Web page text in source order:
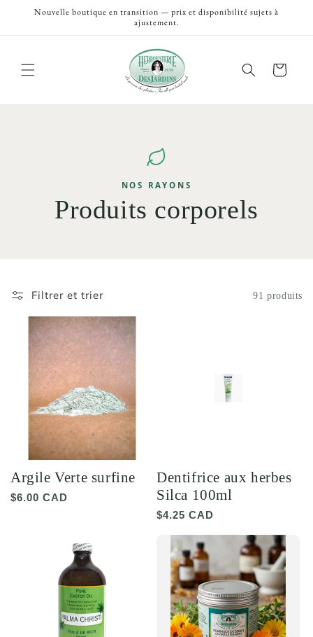
passer
Nouvelle boutique en transition — prix et disponibilité sujets à
ajustement.
Panier
NOS RAYONS
Produits corporels
Filtrer et trier 91 produits
Argile Verte surfine
Prix
$6.00 CAD
Dentifrice aux herbes
Silca 100ml
Prix
$4.25 CAD